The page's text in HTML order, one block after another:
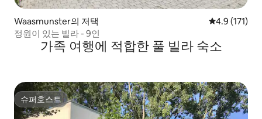
Waasmunster의 저택 평점 4.9점(5
4.9 (171)
정원이 있는 빌라 - 9인
가족 여행에 적합한 풀 빌라 숙소
슈퍼호스트
슈퍼호스트